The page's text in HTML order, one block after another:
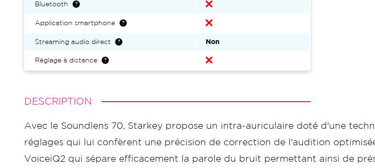
Bluetooth
Application smartphone
Streaming audio direct Non
Réglage à distance
DESCRIPTION
Avec le Soundlens 70, Starkey propose un intra-auriculaire doté d'une
réglages qui lui confèrent une précision de correction de l'audition
VoiceiQ2 qui sépare efficacement la parole du bruit permettant ainsi de